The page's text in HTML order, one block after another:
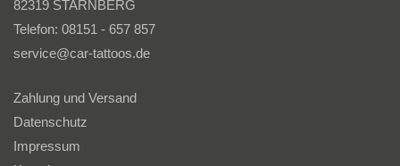
82319 STARNBERG
Telefon: 08151 - 657 857
service@car-tattoos.de
Zahlung und Versand
Datenschutz
Impressum